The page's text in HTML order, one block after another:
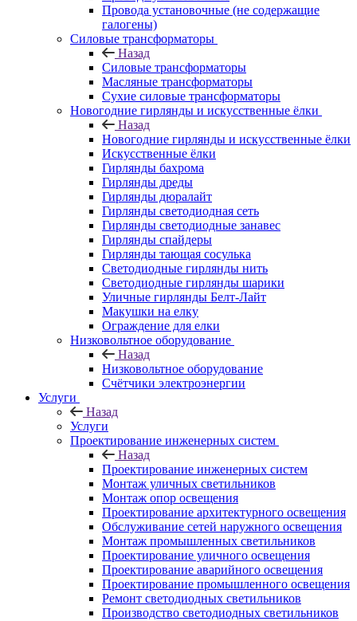
Провода установочные (не содержащие
галогены)
Силовые трансформаторы
Назад
Силовые трансформаторы
Масляные трансформаторы
Сухие силовые трансформаторы
Новогодние гирлянды и искусственные ёлки
Назад
Новогодние гирлянды и искусственные ёлки
Искусственные ёлки
Гирлянды бахрома
Гирлянды дреды
Гирлянды дюралайт
Гирлянды светодиодная сеть
Гирлянды светодиодные занавес
Гирлянды спайдеры
Гирлянды тающая сосулька
Светодиодные гирлянды нить
Светодиодные гирлянды шарики
Уличные гирлянды Белт-Лайт
Макушки на елку
Ограждение для елки
Низковольтное оборудование
Назад
Низковольтное оборудование
Счётчики электроэнергии
Услуги
Назад
Услуги
Проектирование инженерных систем
Назад
Проектирование инженерных систем
Монтаж уличных светильников
Монтаж опор освещения
Проектирование архитектурного освещения
Обслуживание сетей наружного освещения
Монтаж промышленных светильников
Проектирование уличного освещения
Проектирование аварийного освещения
Проектирование промышленного освещения
Ремонт светодиодных светильников
Производство светодиодных светильников